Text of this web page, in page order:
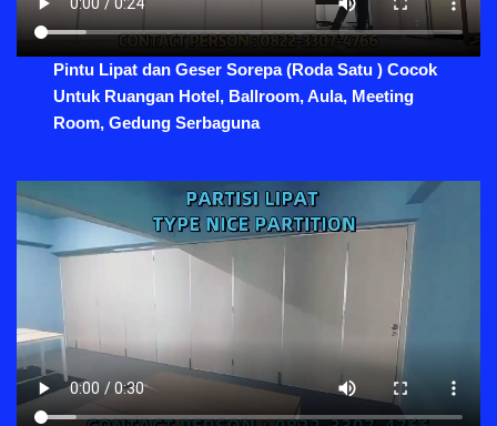
Pintu Lipat dan Geser Sorepa (Roda Satu ) Cocok
Untuk Ruangan Hotel, Ballroom, Aula, Meeting
Room, Gedung Serbaguna